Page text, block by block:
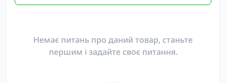
Немає питань про даний товар, станьте
першим і задайте своє питання.